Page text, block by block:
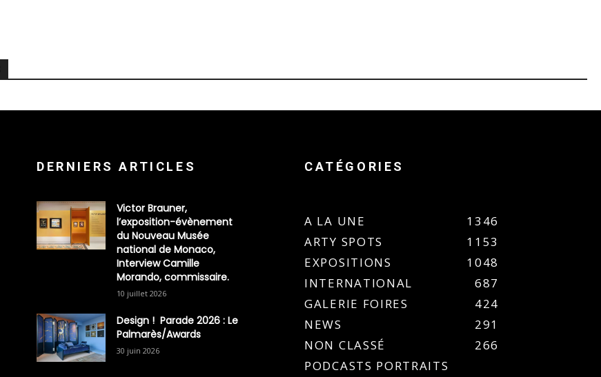
DERNIERS ARTICLES
Victor Brauner,
l’exposition-évènement
du Nouveau Musée
national de Monaco,
Interview Camille
Morando, commissaire.
10 juillet 2026
Design ! Parade 2026 : Le
Palmarès/Awards
30 juin 2026
CATÉGORIES
A LA UNE
1346
ARTY SPOTS
1153
EXPOSITIONS
1048
INTERNATIONAL
687
GALERIE FOIRES
424
NEWS
291
NON CLASSÉ
266
PODCASTS PORTRAITS